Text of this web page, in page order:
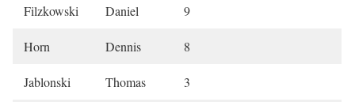
Filzkowski Daniel 9
Horn Dennis 8
Jablonski Thomas 3